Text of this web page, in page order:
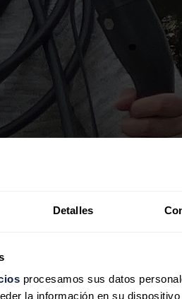
Detalles
procesamos sus datos
la información en su